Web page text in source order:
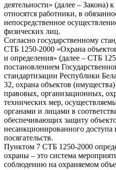
деятельности» (далее – Закона)
относятся работники, в
непосредственное
физических лиц.
Согласно государственному
СТБ 1250-2000 «Охрана
и определения» (далее – СТБ
постановлением
стандартизации Республики
32, охрана объектов
правовых, организационных,
технических мер,
органами и лицами в
обеспечивающих защиту
несанкционированного
посягательств.
Пунктом 7 СТБ 1250-2000
охраны – это система
соблюдению на охраняемом